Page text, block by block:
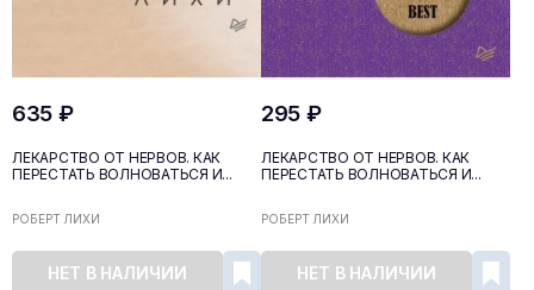
635 ₽
ЛЕКАРСТВО ОТ НЕРВОВ. КАК
ПЕРЕСТАТЬ ВОЛНОВАТЬСЯ И...
РОБЕРТ ЛИХИ
НЕТ В НАЛИЧИИ
295 ₽
ЛЕКАРСТВО ОТ НЕРВОВ. КАК
ПЕРЕСТАТЬ ВОЛНОВАТЬСЯ И...
РОБЕРТ ЛИХИ
НЕТ В НАЛИЧИИ